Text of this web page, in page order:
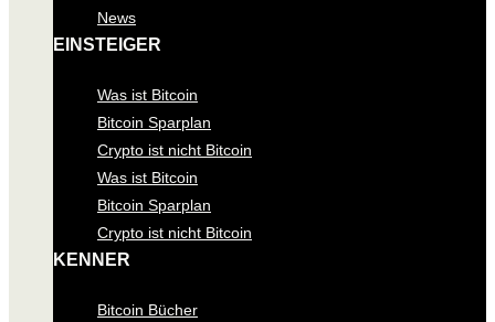
News
EINSTEIGER
Was ist Bitcoin
Bitcoin Sparplan
Crypto ist nicht Bitcoin
Was ist Bitcoin
Bitcoin Sparplan
Crypto ist nicht Bitcoin
KENNER
Bitcoin Bücher